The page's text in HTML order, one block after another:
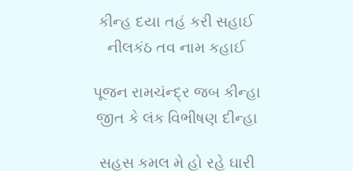
કીન્હ દયા તહં કરી સહાઈ
નીલકંઠ તવ નામ કહાઈ
પૂજન રામચંન્દ્ર જબ કીન્હા
જીત કે લંક વિભીષણ દીન્હા
સહસ કમલ મે હો રહે ઘારી